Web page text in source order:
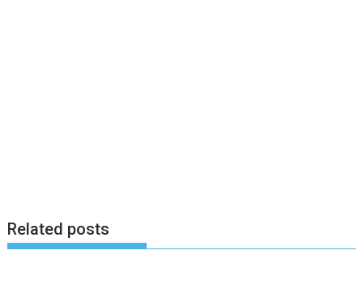
Related posts